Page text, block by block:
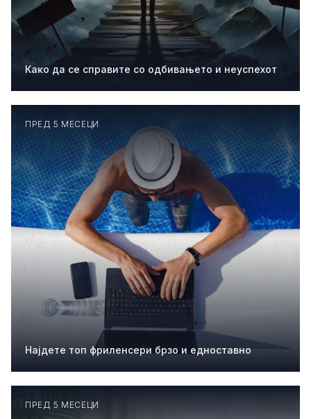
Како да се справите со одбивањето и неуспехот
ПРЕД 5 МЕСЕЦИ
Најдете топ фриленсери брзо и едноставно
ПРЕД 5 МЕСЕЦИ